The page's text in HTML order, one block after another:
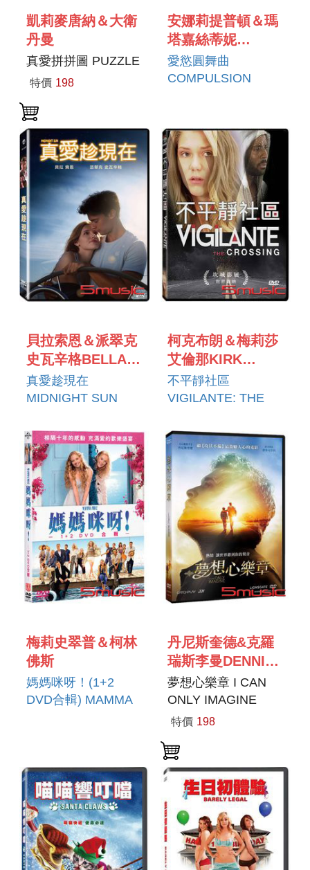
凱莉麥唐納＆大衛
丹曼
真愛拼拼圖 PUZZLE
特價 198
安娜莉提普頓＆瑪
塔嘉絲蒂妮
ANALEIGH
TIPTON＆MARTA
愛慾圓舞曲
COMPULSION
貝拉索恩＆派翠克
史瓦辛格BELLA
THORNE＆
PATRICK
真愛趁現在
MIDNIGHT SUN
柯克布朗＆梅莉莎
艾倫那KIRK
BROWN＆
MALISSA
不平靜社區
VIGILANTE: THE
梅莉史翠普＆柯林
佛斯
媽媽咪呀！(1+2
DVD合輯) MAMMA
丹尼斯奎德&克羅
瑞斯李曼DENNIS
QUAID＆CLORIS
LEACHMAN
夢想心樂章 I CAN
ONLY IMAGINE
特價 198